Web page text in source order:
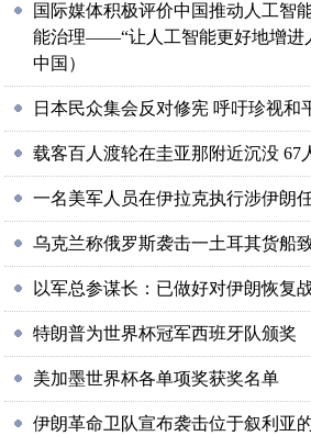
国际媒体积极评价中国推动人工智
能治理——“让人工智能更好地增进
中国）
日本民众集会反对修宪 呼吁珍视和
载客百人渡轮在圭亚那附近沉没 67
一名美军人员在伊拉克执行涉伊朗
乌克兰称俄罗斯袭击一土耳其货船
以军总参谋长：已做好对伊朗恢复
特朗普为世界杯冠军西班牙队颁奖
美加墨世界杯各单项奖获奖名单
伊朗革命卫队宣布袭击位于叙利亚